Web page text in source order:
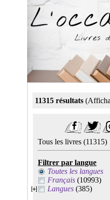
11315 résultats
Tous les livres(11315)
Filtrer par langue
Toutes les langues
Français (10993)
Langues (385)